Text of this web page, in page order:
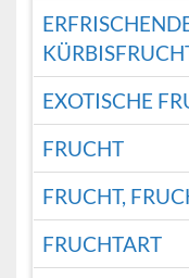
EXOTISCHE
FRUCHT
FRUCHT,
FRUCHTART